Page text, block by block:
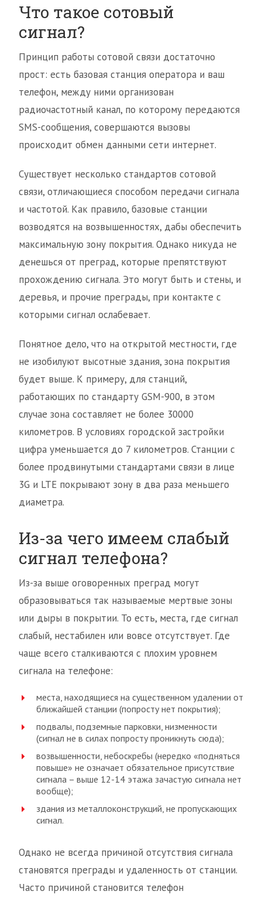
Что такое сотовый
сигнал?
Принцип работы сотовой связи достаточно
прост: есть базовая станция оператора и ваш
телефон, между ними организован
радиочастотный канал, по которому передаются
SMS-сообщения, совершаются вызовы
происходит обмен данными сети интернет.
Существует несколько стандартов сотовой
связи, отличающиеся способом передачи сигнала
и частотой. Как правило, базовые станции
возводятся на возвышенностях, дабы обеспечить
максимальную зону покрытия. Однако никуда не
денешься от преград, которые препятствуют
прохождению сигнала. Это могут быть и стены, и
деревья, и прочие преграды, при контакте с
которыми сигнал ослабевает.
Понятное дело, что на открытой местности, где
не изобилуют высотные здания, зона покрытия
будет выше. К примеру, для станций,
работающих по стандарту GSM-900, в этом
случае зона составляет не более 30000
километров. В условиях городской застройки
цифра уменьшается до 7 километров. Станции с
более продвинутыми стандартами связи в лице
3G и LTE покрывают зону в два раза меньшего
диаметра.
Из-за чего имеем слабый
сигнал телефона?
Из-за выше оговоренных преград могут
образовываться так называемые мертвые зоны
или дыры в покрытии. То есть, места, где сигнал
слабый, нестабилен или вовсе отсутствует. Где
чаще всего сталкиваются с плохим уровнем
сигнала на телефоне:
места, находящиеся на существенном удалении от
ближайшей станции (попросту нет покрытия);
подвалы, подземные парковки, низменности
(сигнал не в силах попросту проникнуть сюда);
возвышенности, небоскребы (нередко «подняться
повыше» не означает обязательное присутствие
сигнала – выше 12-14 этажа зачастую сигнала нет
вообще);
здания из металлоконструкций, не пропускающих
сигнал.
Однако не всегда причиной отсутствия сигнала
становятся преграды и удаленность от станции.
Часто причиной становится телефон